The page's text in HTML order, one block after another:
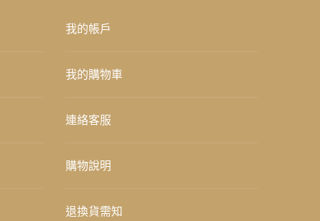
我的帳戶
我的購物車
連絡客服
購物說明
退換貨需知